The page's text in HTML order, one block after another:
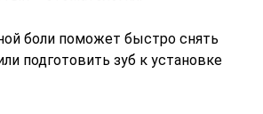
боли поможет быстро снять
подготовить зуб к установке